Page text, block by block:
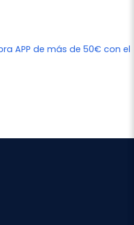
APP de más de 50€ con el